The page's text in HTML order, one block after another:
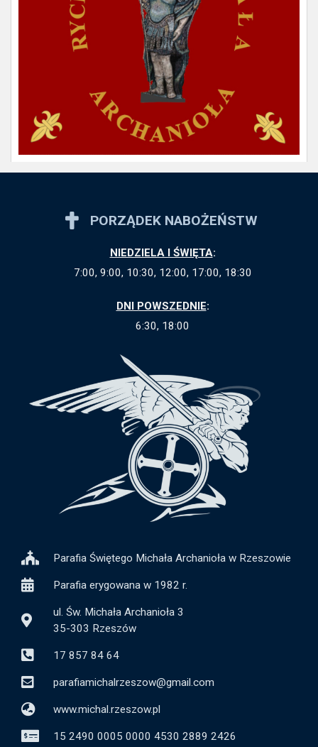
Parafia Świętego Michała Archanioła w Rzeszowie
Parafia erygowana w 1982 r.
ul. Św. Michała Archanioła 3
35-303 Rzeszów
17 857 84 64
parafiamichalrzeszow@gmail.com
www.michal.rzeszow.pl
15 2490 0005 0000 4530 2889 2426
PORZĄDEK NABOŻEŃSTW
NIEDZIELA I ŚWIĘTA:
7:00, 9:00, 10:30, 12:00, 17:00, 18:30
DNI POWSZEDNIE:
6:30, 18:00